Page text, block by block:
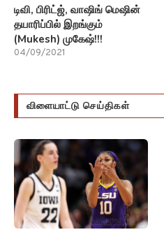
டிவி, பிரிட்ஜ், வாஷிங் மெஷின்
தயாரிப்பில் இறங்கும்
(Mukesh) முகேஷ்!!!
04/09/2021
விளையாட்டு செய்திகள்